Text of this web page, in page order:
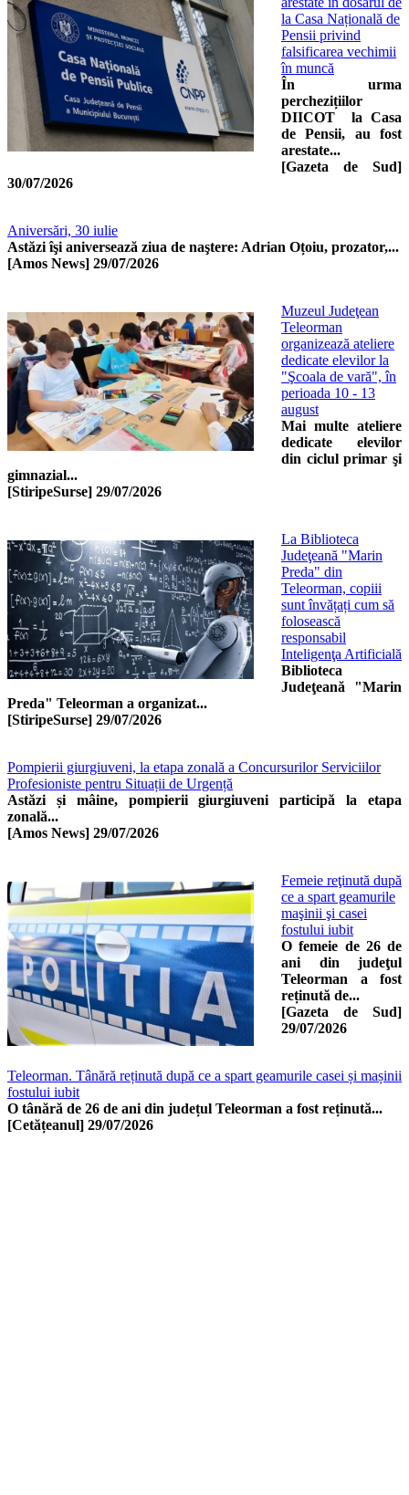
la Casa Națională de
Pensii privind
falsificarea vechimii
în muncă
În urma
perchezițiilor
DIICOT la Casa
de Pensii, au fost
arestate...
[Gazeta de Sud]
30/07/2026
Aniversări, 30 iulie
Astăzi îşi aniversează ziua de naştere: Adrian Oțoiu, prozator,...
[Amos News] 29/07/2026
Muzeul Judeţean
Teleorman
organizează ateliere
dedicate elevilor la
"Şcoala de vară", în
perioada 10 - 13
august
Mai multe ateliere
dedicate elevilor
din ciclul primar şi
gimnazial...
[StiripeSurse] 29/07/2026
La Biblioteca
Judeţeană "Marin
Preda" din
Teleorman, copiii
sunt învățați cum să
folosească
responsabil
Inteligenţa Artificială
Biblioteca
Judeţeană "Marin
Preda" Teleorman a organizat...
[StiripeSurse] 29/07/2026
Pompierii giurgiuveni, la etapa zonală a Concursurilor Serviciilor
Profesioniste pentru Situații de Urgență
Astăzi și mâine, pompierii giurgiuveni participă la etapa
zonală...
[Amos News] 29/07/2026
Femeie reţinută după
ce a spart geamurile
maşinii şi casei
fostului iubit
O femeie de 26 de
ani din judeţul
Teleorman a fost
reținută de...
[Gazeta de Sud]
29/07/2026
Teleorman. Tânără reținută după ce a spart geamurile casei și mașinii
fostului iubit
O tânără de 26 de ani din județul Teleorman a fost reținută...
[Cetățeanul] 29/07/2026